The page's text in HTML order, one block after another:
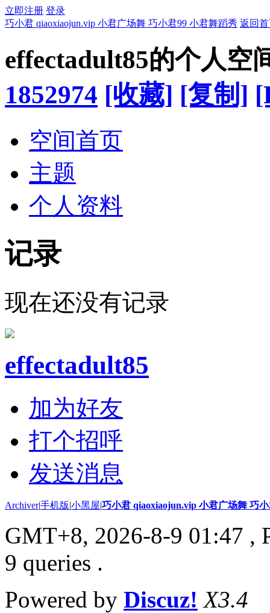
立即注册 登录
巧小君 qiaoxiaojun.vip 小君广场舞 巧小君99 小君舞蹈秀 返回
effectadult85的个人空
1852974 [收藏] [复制]
空间首页
主题
个人资料
记录
现在还没有记录
effectadult85
加为好友
打个招呼
发送消息
Archiver|手机版|小黑屋|巧小君 qiaoxiaojun.vip 小君广场舞 巧
GMT+8, 2026-8-9 01:47 ,
9 queries .
Powered by Discuz! X3.4